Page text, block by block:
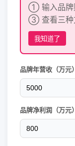
① 输入品牌
③ 查看三种
我知道了
品牌年营收（万元）
品牌净利润（万元）